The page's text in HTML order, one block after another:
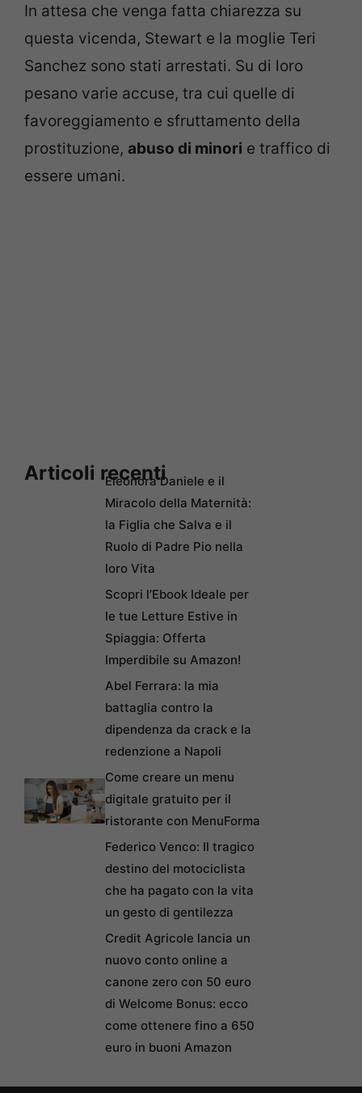
In attesa che venga fatta chiarezza su
questa vicenda, Stewart e la moglie Teri
Sanchez sono stati arrestati. Su di loro
pesano varie accuse, tra cui quelle di
favoreggiamento e sfruttamento della
prostituzione, abuso di minori e traffico di
essere umani.
Articoli recentiEleonora Daniele e il
Miracolo della Maternità:
la Figlia che Salva e il
Ruolo di Padre Pio nella
loro Vita
Scopri l’Ebook Ideale per
le tue Letture Estive in
Spiaggia: Offerta
Imperdibile su Amazon!
Abel Ferrara: la mia
battaglia contro la
dipendenza da crack e la
redenzione a Napoli
Come creare un menu
digitale gratuito per il
ristorante con MenuForma
Federico Venco: Il tragico
destino del motociclista
che ha pagato con la vita
un gesto di gentilezza
Credit Agricole lancia un
nuovo conto online a
canone zero con 50 euro
di Welcome Bonus: ecco
come ottenere fino a 650
euro in buoni Amazon